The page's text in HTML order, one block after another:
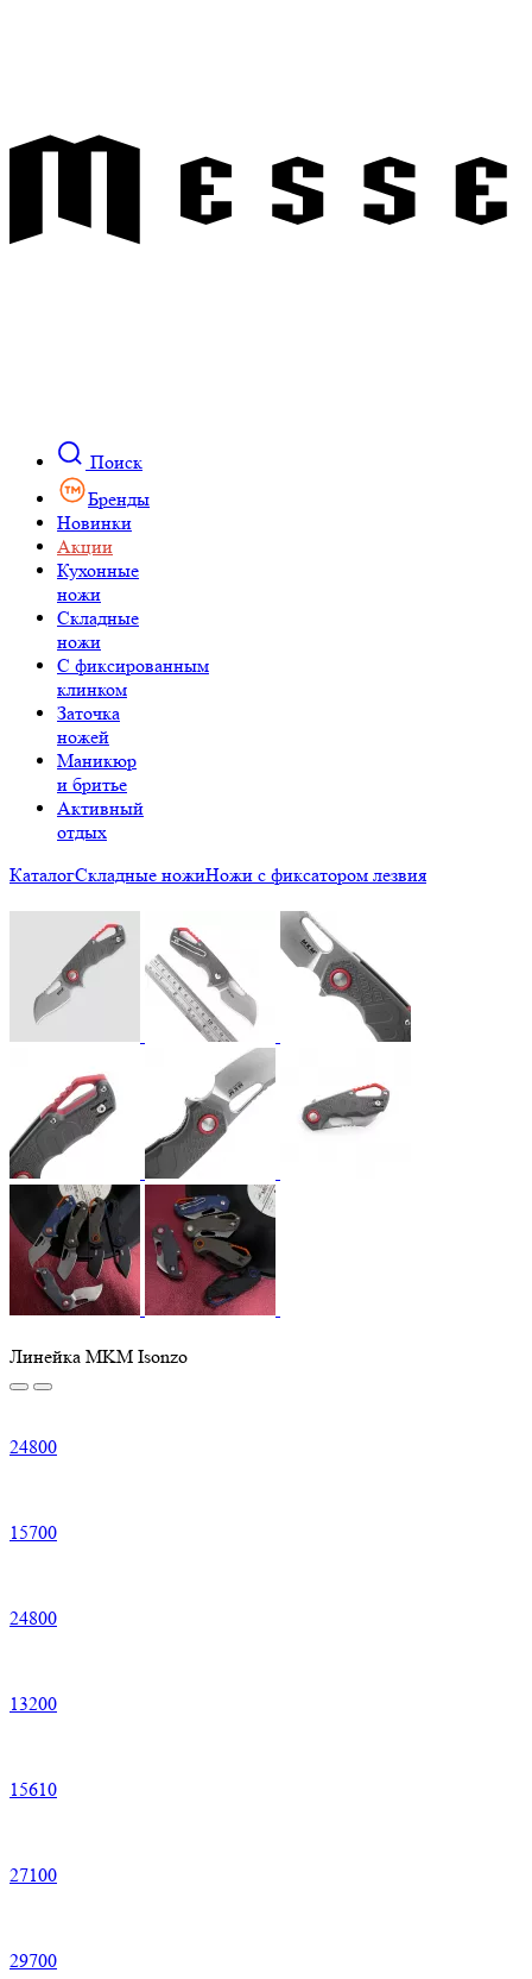
Поиск
Бренды
Новинки
Акции
Кухонные
ножи
Складные
ножи
C фиксированным
клинком
Заточка
ножей
Маникюр
и бритье
Активный
отдых
КаталогСкладные ножиНожи с фиксатором лезвия
Линейка MKM Isonzo
24800
15700
24800
13200
15610
27100
29700